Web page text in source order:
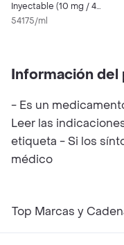
Inyectable (10 mg / 4
mg)
54175/ml
Información del
- Es un
Leer las
etiqueta - Si los
médico
Top Marcas y